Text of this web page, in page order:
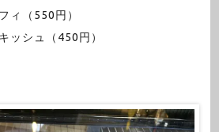
ィ（550円）
ッシュ（450円）